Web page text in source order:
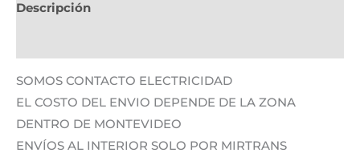
Descripción
SOMOS CONTACTO ELECTRICIDAD
EL COSTO DEL ENVIO DEPENDE DE LA ZONA
DENTRO DE MONTEVIDEO
ENVÍOS AL INTERIOR SOLO POR MIRTRANS